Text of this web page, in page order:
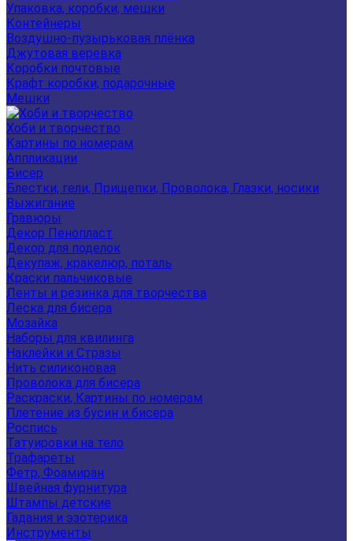
Упаковка, коробки, мешки
Контейнеры
Воздушно-пузырьковая плёнка
Джутовая веревка
Коробки почтовые
Крафт коробки, подарочные
Мешки
Хоби и творчество
Картины по номерам
Аппликации
Бисер
Блестки, гели, Прищепки, Проволока, Глазки, носики
Выжигание
Гравюры
Декор Пенопласт
Декор для поделок
Декупаж, кракелюр, поталь
Краски пальчиковые
Ленты и резинка для творчества
Леска для бисера
Мозайка
Наборы для квилинга
Наклейки и Стразы
Нить силиконовая
Проволока для бисера
Раскраски, Картины по номерам
Плетение из бусин и бисера
Роспись
Татуировки на тело
Трафареты
Фетр, Фоамиран
Швейная фурнитура
Штампы детские
Гадания и эзотерика
Инструменты